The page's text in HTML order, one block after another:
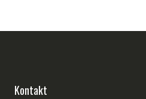
Kontakt